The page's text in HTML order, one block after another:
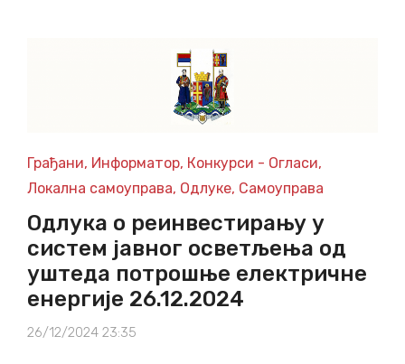
Грађани, Информатор, Конкурси - Огласи,
Локална самоуправа, Одлуке, Самоуправа
Одлука о реинвестирању у
систем јавног осветљења од
уштеда потрошње електричне
енергије 26.12.2024
26/12/2024 23:35